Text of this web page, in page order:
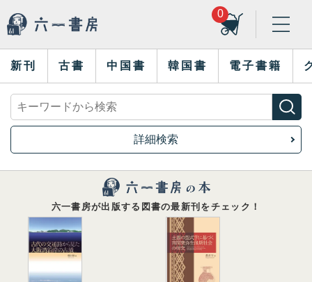
0
新刊 古書 中国書 韓国書 電子書籍
詳細検索
六一書房が出版する図書の最新刊をチェック！